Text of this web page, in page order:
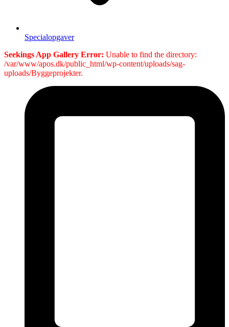
Specialopgaver
Seekings App Gallery Error: Unable to find the directory:
/var/www/apos.dk/public_html/wp-content/uploads/sag-
uploads/Byggeprojekter.